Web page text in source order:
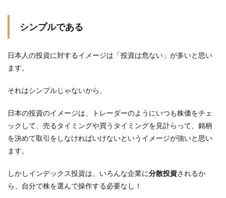
シンプルである
日本人の投資に対するイメージは「投資は危ない」が多いと思い
ます。
それはシンプルじゃないから。
日本の投資のイメージは、トレーダーのようにいつも株価をチェ
ックして、売るタイミングや買うタイミングを見計らって、銘柄
を決めて取引をしなければいけないというイメージが強いと思い
ます。
しかしインデックス投資は、いろんな企業に分散投資されるか
ら、自分で株を選んで操作する必要なし！